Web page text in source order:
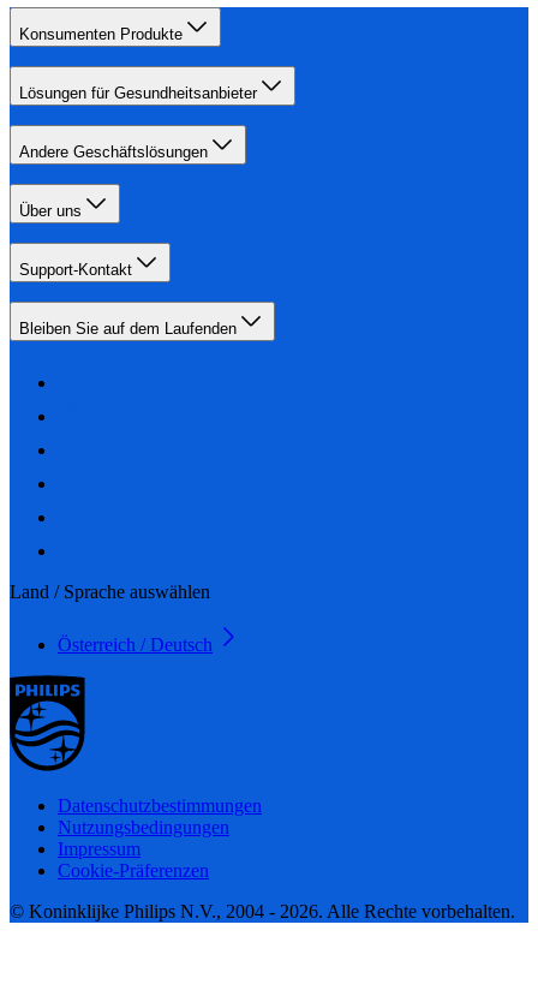
Konsumenten Produkte
Lösungen für Gesundheitsanbieter
Andere Geschäftslösungen
Über uns
Support-Kontakt
Bleiben Sie auf dem Laufenden
Land / Sprache auswählen
Österreich / Deutsch
Datenschutzbestimmungen
Nutzungsbedingungen
Impressum
Cookie-Präferenzen
© Koninklijke Philips N.V., 2004 - 2026. Alle Rechte vorbehalten.